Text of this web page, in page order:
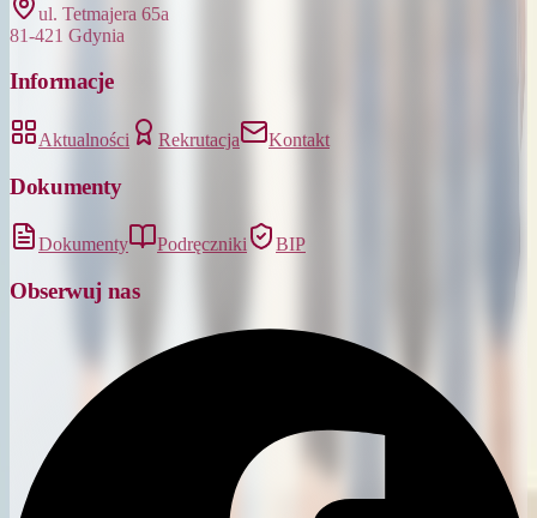
ul. Tetmajera 65a
81-421 Gdynia
Informacje
Aktualności Rekrutacja Kontakt
Dokumenty
Dokumenty Podręczniki BIP
Obserwuj nas